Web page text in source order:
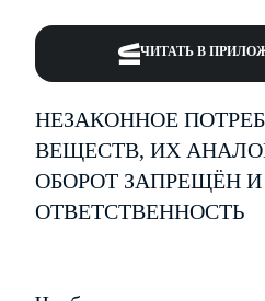
ЧИТАТЬ В
НЕЗАКОННОЕ
ВЕЩЕСТВ, ИХ
ОБОРОТ ЗАПРЕЩЁН
ОТВЕТСТВЕННОСТЬ